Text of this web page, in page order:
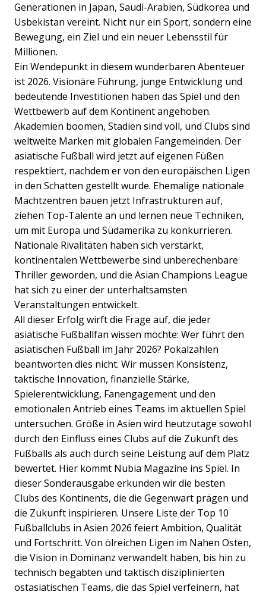
Generationen in Japan, Saudi-Arabien, Südkorea und
Usbekistan vereint. Nicht nur ein Sport, sondern eine
Bewegung, ein Ziel und ein neuer Lebensstil für
Millionen.
Ein Wendepunkt in diesem wunderbaren Abenteuer
ist 2026. Visionäre Führung, junge Entwicklung und
bedeutende Investitionen haben das Spiel und den
Wettbewerb auf dem Kontinent angehoben.
Akademien boomen, Stadien sind voll, und Clubs sind
weltweite Marken mit globalen Fangemeinden. Der
asiatische Fußball wird jetzt auf eigenen Füßen
respektiert, nachdem er von den europäischen Ligen
in den Schatten gestellt wurde. Ehemalige nationale
Machtzentren bauen jetzt Infrastrukturen auf,
ziehen Top-Talente an und lernen neue Techniken,
um mit Europa und Südamerika zu konkurrieren.
Nationale Rivalitäten haben sich verstärkt,
kontinentalen Wettbewerbe sind unberechenbare
Thriller geworden, und die Asian Champions League
hat sich zu einer der unterhaltsamsten
Veranstaltungen entwickelt.
All dieser Erfolg wirft die Frage auf, die jeder
asiatische Fußballfan wissen möchte: Wer führt den
asiatischen Fußball im Jahr 2026? Pokalzahlen
beantworten dies nicht. Wir müssen Konsistenz,
taktische Innovation, finanzielle Stärke,
Spielerentwicklung, Fanengagement und den
emotionalen Antrieb eines Teams im aktuellen Spiel
untersuchen. Größe in Asien wird heutzutage sowohl
durch den Einfluss eines Clubs auf die Zukunft des
Fußballs als auch durch seine Leistung auf dem Platz
bewertet. Hier kommt Nubia Magazine ins Spiel. In
dieser Sonderausgabe erkunden wir die besten
Clubs des Kontinents, die die Gegenwart prägen und
die Zukunft inspirieren. Unsere Liste der Top 10
Fußballclubs in Asien 2026 feiert Ambition, Qualität
und Fortschritt. Von ölreichen Ligen im Nahen Osten,
die Vision in Dominanz verwandelt haben, bis hin zu
technisch begabten und taktisch disziplinierten
ostasiatischen Teams, die das Spiel verfeinern, hat